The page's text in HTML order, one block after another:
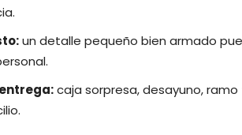
un detalle pequeño bien armado
caja sorpresa, desayuno,